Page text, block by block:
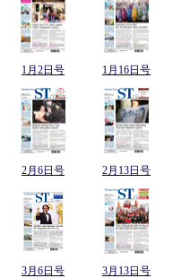
1月2日号 1月16日号
2月6日号 2月13日号
3月6日号 3月13日号